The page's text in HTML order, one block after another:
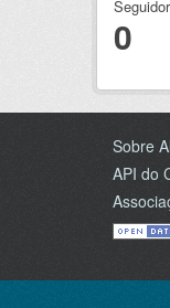
0
Sobre
API do